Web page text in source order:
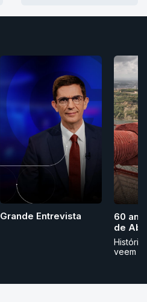
Grande Entrevista
60
de
veem